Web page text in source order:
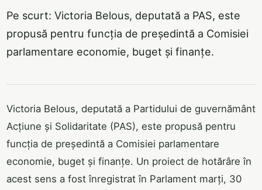
Pe scurt: Victoria Belous, deputată a PAS, este
propusă pentru funcția de președintă a Comisiei
parlamentare economie, buget și finanțe.
Victoria Belous, deputată a Partidului de guvernământ
Acțiune și Solidaritate (PAS), este propusă pentru
funcția de președintă a Comisiei parlamentare
economie, buget și finanțe. Un proiect de hotărâre în
acest sens a fost înregistrat în Parlament marți, 30